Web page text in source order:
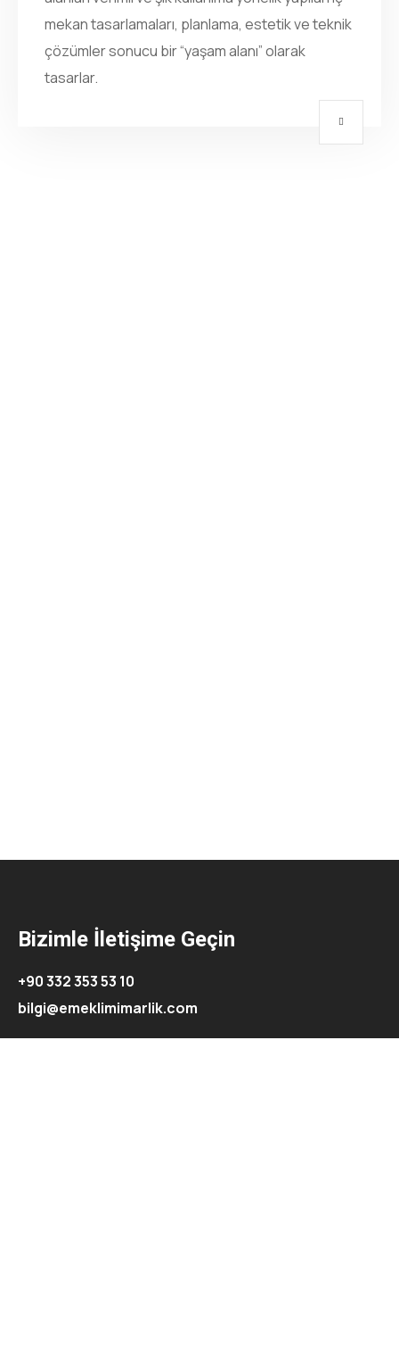
mekan tasarlamaları, planlama, estetik ve teknik
çözümler sonucu bir “yaşam alanı” olarak
tasarlar.
Bizimle İletişime Geçin
+90 332 353 53 10
bilgi@emeklimimarlik.com